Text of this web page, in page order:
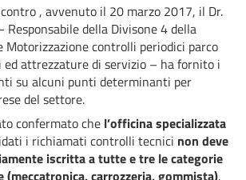
, avvenuto il 20 marzo 2017, il Dr.
della Divisone 4 della
Motorizzazione controlli periodici parco
attrezzature di servizio – ha fornito i
su alcuni punti determinanti per
del settore.
confermato che l’officina specializzata
i richiamati controlli tecnici non deve
iscritta a tutte e tre le categorie
(meccatronica, carrozzeria, gommista).